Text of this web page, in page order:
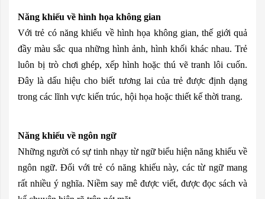
Năng khiếu về hình họa không gian
Với trẻ có năng khiếu về hình họa không gian, thế giới quả
đầy màu sắc qua những hình ảnh, hình khối khác nhau. Trẻ
luôn bị trò chơi ghép, xếp hình hoặc thú vẽ tranh lôi cuốn.
Đây là dấu hiệu cho biết tương lai của trẻ được định dạng
trong các lĩnh vực kiến trúc, hội họa hoặc thiết kế thời trang.
Năng khiếu về ngôn ngữ
Những người có sự tinh nhạy từ ngữ biểu hiện năng khiếu về
ngôn ngữ. Đối với trẻ có năng khiếu này, các từ ngữ mang
rất nhiều ý nghĩa. Niềm say mê được viết, được đọc sách và